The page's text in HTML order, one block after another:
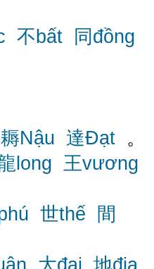
不bất
同đồng
耨Nậu 達Đạt 。
long 王vương
世thế
間
大đại 地địa